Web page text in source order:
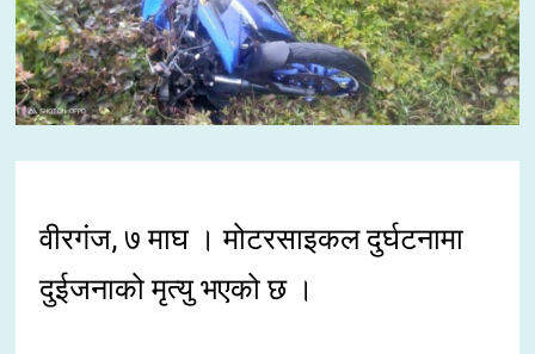
वीरगंज, ७ माघ । मोटरसाइकल दुर्घटनामा
दुईजनाको मृत्यु भएको छ ।